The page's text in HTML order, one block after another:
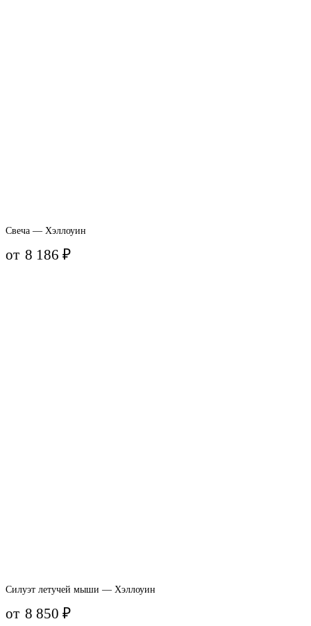
Свеча — Хэллоуин
от 8 186₽
Силуэт летучей мыши — Хэллоуин
от 8 850₽